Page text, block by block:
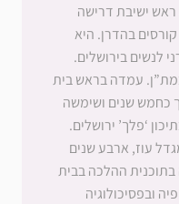
ישיבת דרישה
בהדרן. היא
בירושלים.
עמדה בראש בית
שנים ושימשה
ירושלים.
ארבע שנים
ההלכה בבית